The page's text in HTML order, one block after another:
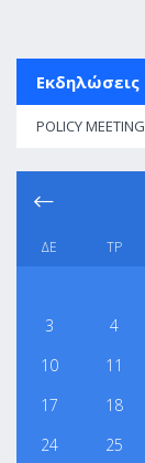
Εκδηλώσεις
POLICY MEETING
ΔΕ ΤΡ
3
4
10
11
17
18
24
25